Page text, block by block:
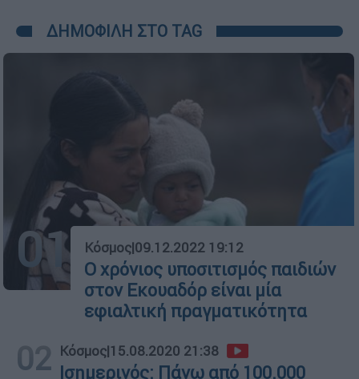
ΔΗΜΟΦΙΛΗ ΣΤΟ TAG
01 Κόσμος|09.12.2022 19:12
Ο χρόνιος υποσιτισμός παιδιών
στον Εκουαδόρ είναι μία
εφιαλτική πραγματικότητα
02 Κόσμος|15.08.2020 21:38
Ισημερινός: Πάνω από 100.000